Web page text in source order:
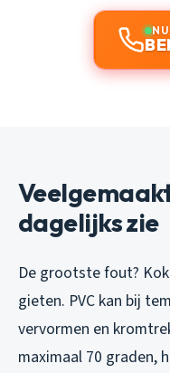
dagelijks zie
De grootste fout?
gieten. PVC kan bij
vervormen en
maximaal 70 graden,